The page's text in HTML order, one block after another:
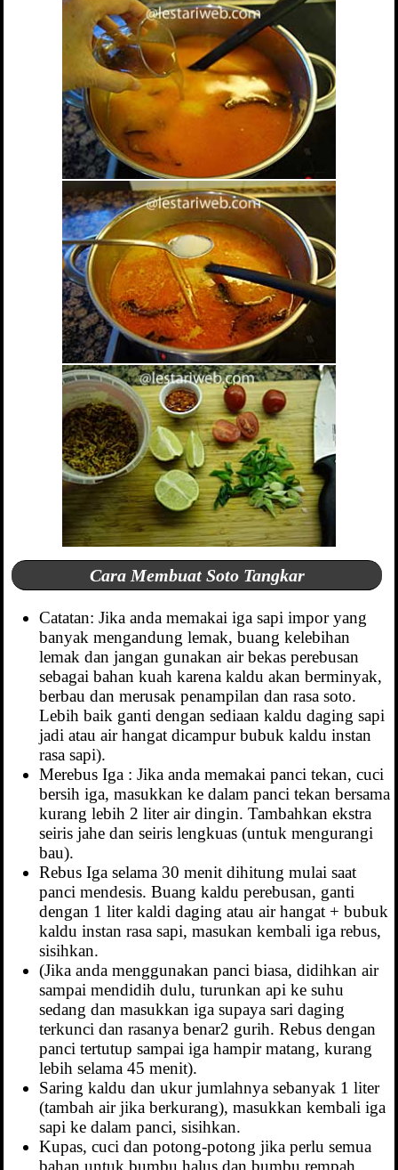
Cara Membuat Soto Tangkar
Catatan: Jika anda memakai iga sapi impor yang
banyak mengandung lemak, buang kelebihan
lemak dan jangan gunakan air bekas perebusan
sebagai bahan kuah karena kaldu akan berminyak,
berbau dan merusak penampilan dan rasa soto.
Lebih baik ganti dengan sediaan kaldu daging sapi
jadi atau air hangat dicampur bubuk kaldu instan
rasa sapi).
Merebus Iga : Jika anda memakai panci tekan, cuci
bersih iga, masukkan ke dalam panci tekan bersama
kurang lebih 2 liter air dingin. Tambahkan ekstra
seiris jahe dan seiris lengkuas (untuk mengurangi
bau).
Rebus Iga selama 30 menit dihitung mulai saat
panci mendesis. Buang kaldu perebusan, ganti
dengan 1 liter kaldi daging atau air hangat + bubuk
kaldu instan rasa sapi, masukan kembali iga rebus,
sisihkan.
(Jika anda menggunakan panci biasa, didihkan air
sampai mendidih dulu, turunkan api ke suhu
sedang dan masukkan iga supaya sari daging
terkunci dan rasanya benar2 gurih. Rebus dengan
panci tertutup sampai iga hampir matang, kurang
lebih selama 45 menit).
Saring kaldu dan ukur jumlahnya sebanyak 1 liter
(tambah air jika berkurang), masukkan kembali iga
sapi ke dalam panci, sisihkan.
Kupas, cuci dan potong-potong jika perlu semua
bahan untuk bumbu halus dan bumbu rempah